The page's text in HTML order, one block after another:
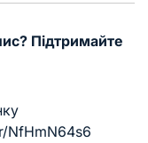
Підтримайте
NfHmN64s6